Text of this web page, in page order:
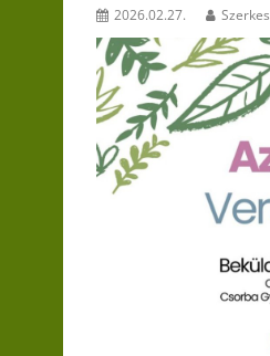
2026.02.27.